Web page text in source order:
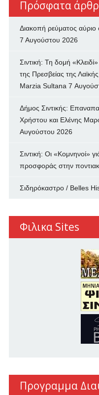
Πρόσφατα
Διακοπή ρεύματος αύριο
7 Αυγούστου 2026
Σιντική: Τη δομή
της Πρεσβείας της
Marzia Sultana 7
Δήμος Σιντικής:
Χρήστου και Ελένης
Αυγούστου 2026
Σιντική: Οι «Κομνηνοί»
προσφοράς στην
Σιδηρόκαστρο / Belles
Φιλικα Sites
Προγραμμα